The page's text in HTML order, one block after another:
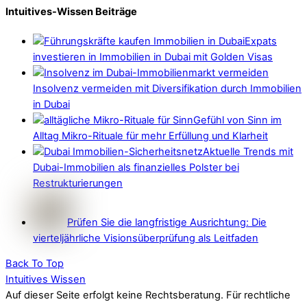
Intuitives-Wissen Beiträge
Expats
investieren in Immobilien in Dubai mit Golden Visas
Insolvenz vermeiden mit Diversifikation durch Immobilien
in Dubai
Gefühl von Sinn im
Alltag Mikro-Rituale für mehr Erfüllung und Klarheit
Aktuelle Trends mit
Dubai-Immobilien als finanzielles Polster bei
Restrukturierungen
Prüfen Sie die langfristige Ausrichtung: Die
vierteljährliche Visionsüberprüfung als Leitfaden
Back To Top
Intuitives Wissen
Auf dieser Seite erfolgt keine Rechtsberatung. Für rechtliche